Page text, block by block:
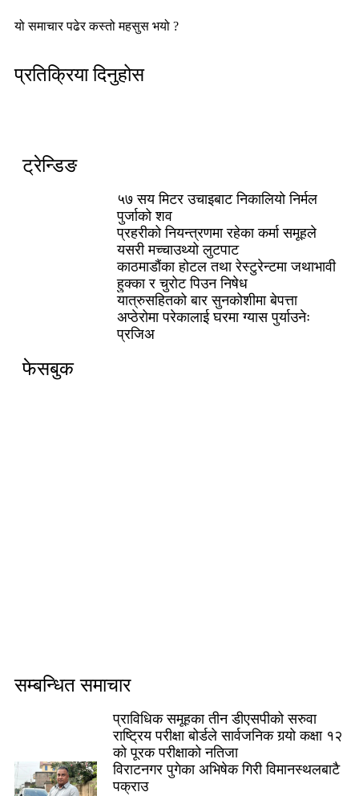
यो समाचार पढेर कस्तो महसुस भयो ?
प्रतिक्रिया दिनुहोस
ट्रेन्डिङ
५७ सय मिटर उचाइबाट निकालियो निर्मल
पुर्जाको शव
प्रहरीको नियन्त्रणमा रहेका कर्मा समूहले
यसरी मच्चाउथ्यो लुटपाट
काठमाडौंका होटल तथा रेस्टुरेन्टमा जथाभावी
हुक्का र चुरोट पिउन निषेध
यात्रुसहितको बार सुनकोशीमा बेपत्ता
अप्ठेरोमा परेकालाई घरमा ग्यास पुर्याउनेः
प्रजिअ
फेसबुक
सम्बन्धित समाचार
प्राविधिक समूहका तीन डीएसपीको सरुवा
राष्ट्रिय परीक्षा बोर्डले सार्वजनिक गर्‍यो कक्षा १२
को पूरक परीक्षाको नतिजा
विराटनगर पुगेका अभिषेक गिरी विमानस्थलबाटै
पक्राउ